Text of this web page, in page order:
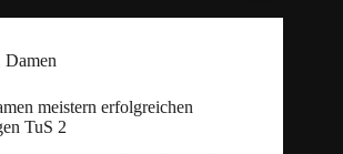
Damen
meistern erfolgreichen
TuS 2